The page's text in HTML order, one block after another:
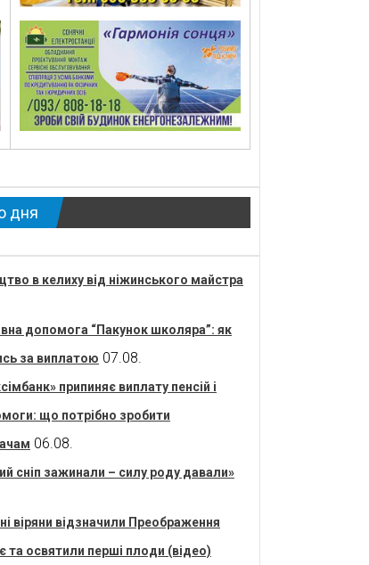
дня
в келиху від ніжинського майстра
допомога “Пакунок школяра”: як
за виплатою 07.08.
припиняє виплату пенсій і
що потрібно зробити
06.08.
сніп зажинали – силу роду давали»
віряни відзначили Преображення
та освятили перші плоди (відео)